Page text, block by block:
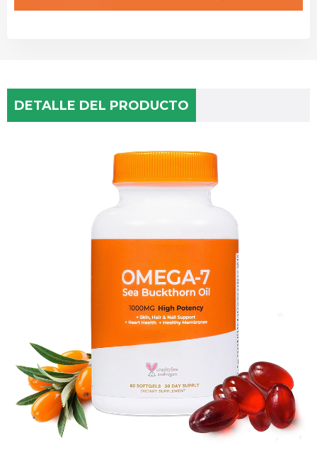
DETALLE DEL PRODUCTO